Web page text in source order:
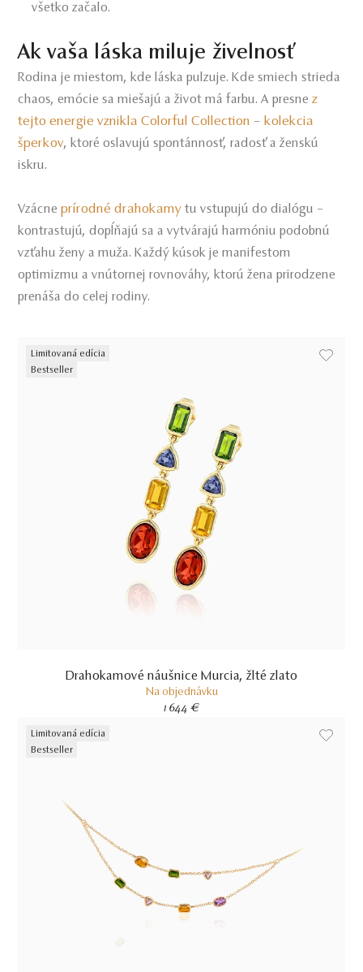
všetko začalo.
Ak vaša láska miluje živelnosť
Rodina je miestom, kde láska pulzuje. Kde smiech strieda
chaos, emócie sa miešajú a život má farbu. A presnez
tejto energie vznikla Colorful Collection – kolekcia
šperkov, ktoré oslavujú spontánnosť, radosť a ženskú
iskru.
Vzácneprírodné drahokamy tu vstupujú do dialógu –
kontrastujú, dopĺňajú sa a vytvárajú harmóniu podobnú
vzťahu ženy a muža. Každý kúsok je manifestom
optimizmu a vnútornej rovnováhy, ktorú žena prirodzene
prenáša do celej rodiny.
Limitovaná edícia
Bestseller
Drahokamové náušnice Murcia, žlté zlato
Na objednávku
1 644 €
Limitovaná edícia
Bestseller